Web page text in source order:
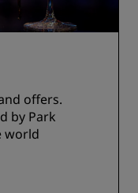
offers.
by Park
world